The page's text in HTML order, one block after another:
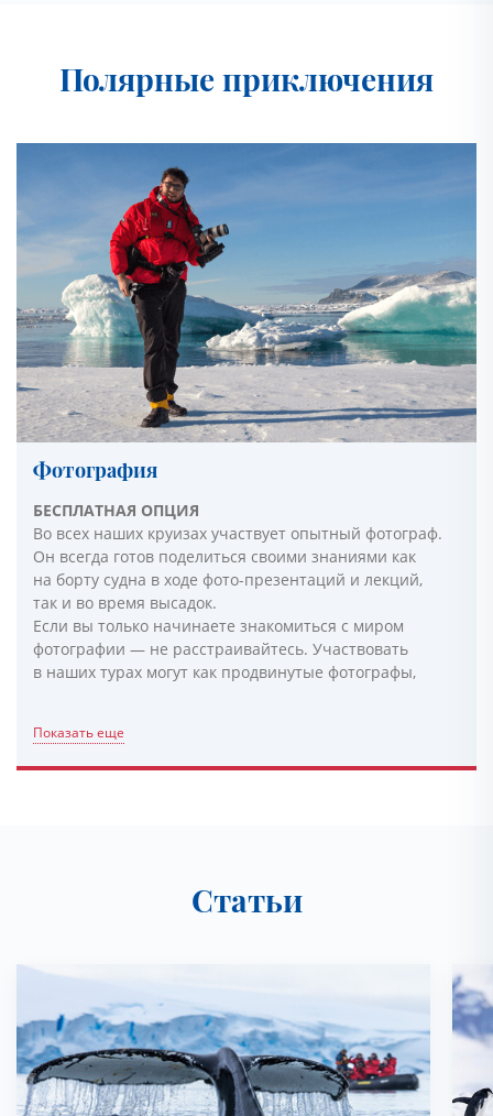
Полярные приключения
Фотография
БЕСПЛАТНАЯ ОПЦИЯ
Во всех наших круизах участвует опытный фотограф.
Он всегда готов поделиться своими знаниями как
на борту судна в ходе фото-презентаций и лекций,
так и во время высадок.
Если вы только начинаете знакомиться с миром
фотографии — не расстраивайтесь. Участвовать
в наших турах могут как продвинутые фотографы,
Показать еще
Статьи